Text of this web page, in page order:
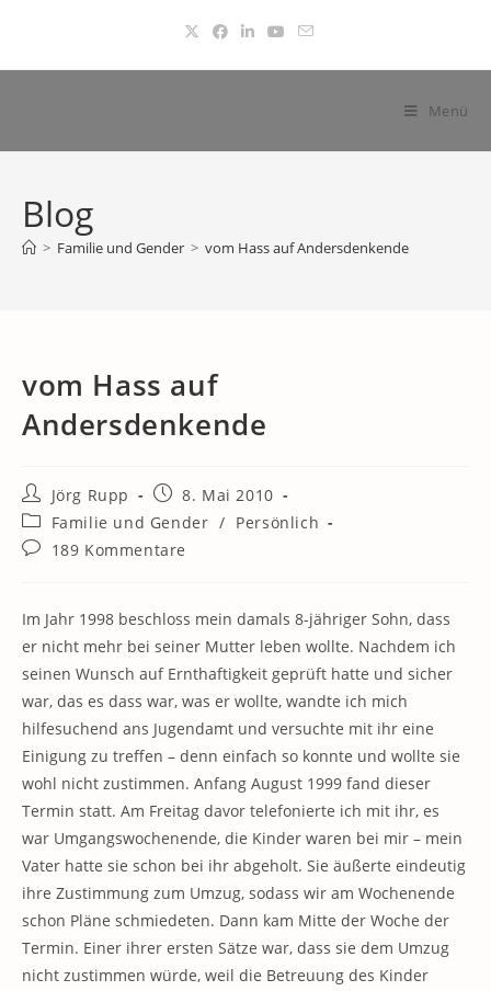
springen
Menü
Blog
> Familie und Gender > vom Hass auf Andersdenkende
vom Hass auf
Andersdenkende
Beitrags-
Autor:
Jörg Rupp
Beitrag
veröffentlicht:
8. Mai 2010
Beitrags-
Kategorie:
Familie und Gender / Persönlich
Beitrags-
189 Kommentare
Im Jahr 1998 beschloss mein damals 8-jähriger Sohn, dass
er nicht mehr bei seiner Mutter leben wollte. Nachdem ich
seinen Wunsch auf Ernthaftigkeit geprüft hatte und sicher
war, das es dass war, was er wollte, wandte ich mich
hilfesuchend ans Jugendamt und versuchte mit ihr eine
Einigung zu treffen – denn einfach so konnte und wollte sie
wohl nicht zustimmen. Anfang August 1999 fand dieser
Termin statt. Am Freitag davor telefonierte ich mit ihr, es
war Umgangswochenende, die Kinder waren bei mir – mein
Vater hatte sie schon bei ihr abgeholt. Sie äußerte eindeutig
ihre Zustimmung zum Umzug, sodass wir am Wochenende
schon Pläne schmiedeten. Dann kam Mitte der Woche der
Termin. Einer ihrer ersten Sätze war, dass sie dem Umzug
nicht zustimmen würde, weil die Betreuung des Kinder